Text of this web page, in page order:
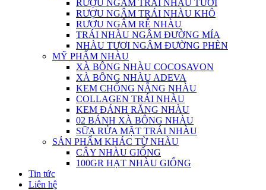
RƯỢU NGÂM TRÁI NHÀU TƯƠI
RƯỢU NGÂM TRÁI NHÀU KHÔ
RƯỢU NGÂM RỄ NHÀU
TRÁI NHÀU NGÂM ĐƯỜNG MÍA
NHÀU TƯƠI NGÂM ĐƯỜNG PHÈN
MỸ PHẨM NHÀU
XÀ BÔNG NHÀU COCOSAVON
XÀ BÔNG NHÀU ADEVA
KEM CHỐNG NẮNG NHÀU
COLLAGEN TRÁI NHÀU
KEM ĐÁNH RĂNG NHÀU
02 BÁNH XÀ BÔNG NHÀU
SỮA RỬA MẶT TRÁI NHÀU
SẢN PHẨM KHÁC TỪ NHÀU
CÂY NHÀU GIỐNG
100GR HẠT NHÀU GIỐNG
Tin tức
Liên hệ